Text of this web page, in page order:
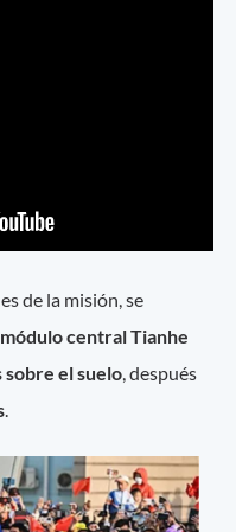
de la misión, se
central Tianhe
el suelo , después